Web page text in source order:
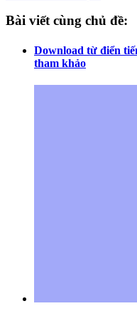
Bài viết cùng chủ đề:
Download từ điển
tham khảo